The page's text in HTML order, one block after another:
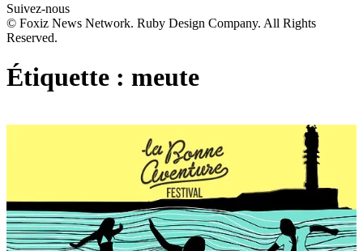
Suivez-nous
© Foxiz News Network. Ruby Design Company. All Rights
Reserved.
Étiquette : meute